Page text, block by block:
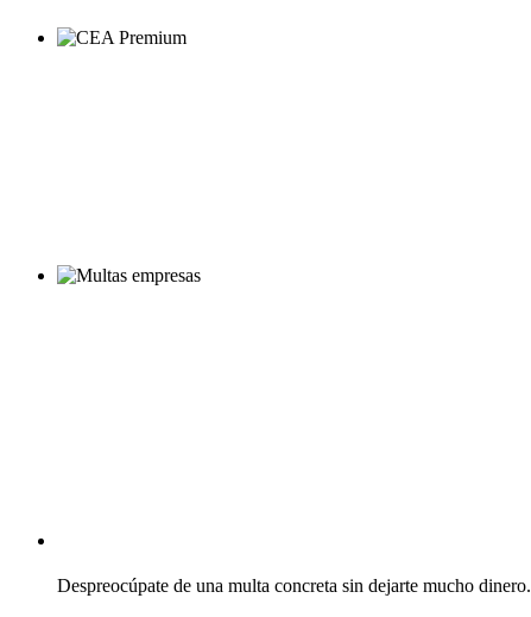
Despreocúpate de una multa concreta sin dejarte mucho dinero.